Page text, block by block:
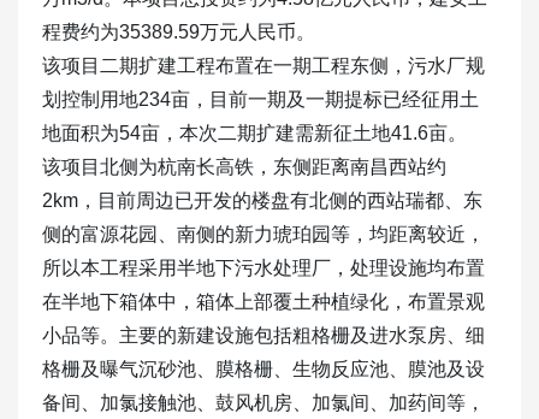
程费约为35389.59万元人民币。
该项目二期扩建工程布置在一期工程东侧，污水厂规
划控制用地234亩，目前一期及一期提标已经征用土
地面积为54亩，本次二期扩建需新征土地41.6亩。
该项目北侧为杭南长高铁，东侧距离南昌西站约
2km，目前周边已开发的楼盘有北侧的西站瑞都、东
侧的富源花园、南侧的新力琥珀园等，均距离较近，
所以本工程采用半地下污水处理厂，处理设施均布置
在半地下箱体中，箱体上部覆土种植绿化，布置景观
小品等。主要的新建设施包括粗格栅及进水泵房、细
格栅及曝气沉砂池、膜格栅、生物反应池、膜池及设
备间、加氯接触池、鼓风机房、加氯间、加药间等，